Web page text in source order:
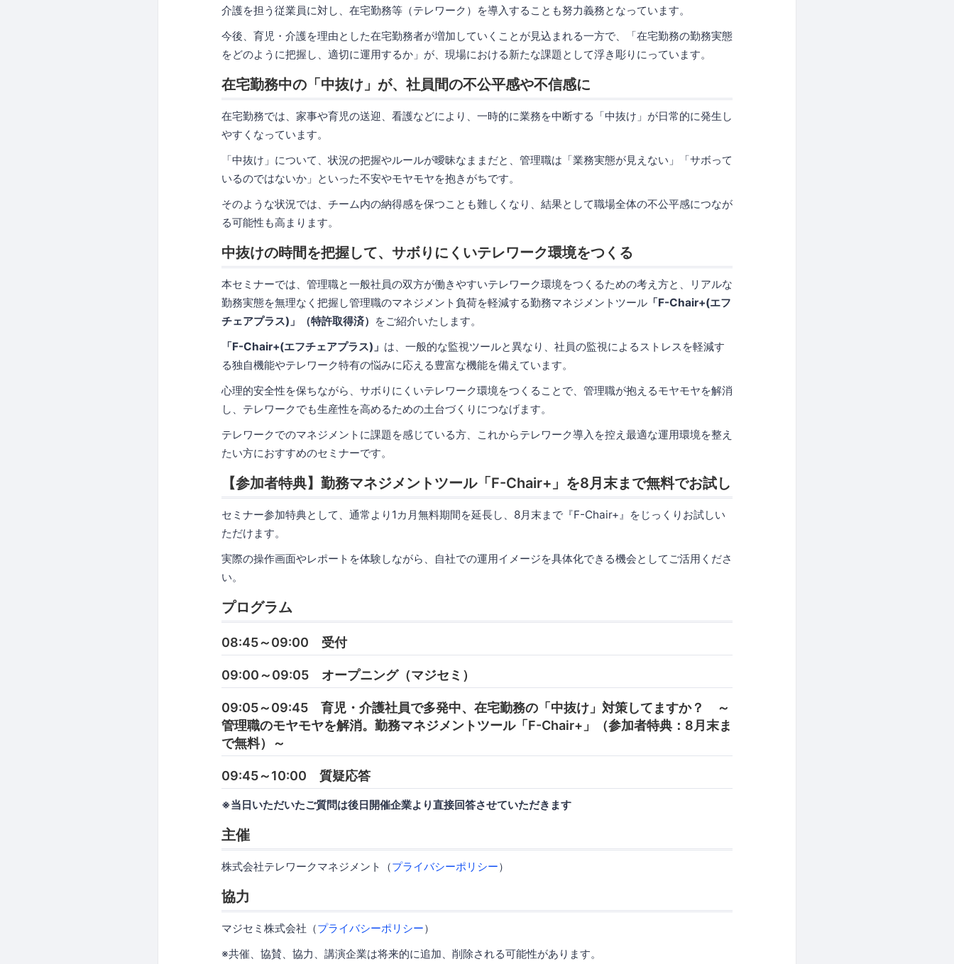
介護を担う従業員に対し、在宅勤務等（テレワーク）を導入することも努力義務となっています。
今後、育児・介護を理由とした在宅勤務者が増加していくことが見込まれる一方で、「在宅勤務の勤務実態
をどのように把握し、適切に運用するか」が、現場における新たな課題として浮き彫りにっています。
在宅勤務中の「中抜け」が、社員間の不公平感や不信感に
在宅勤務では、家事や育児の送迎、看護などにより、一時的に業務を中断する「中抜け」が日常的に発生し
やすくなっています。
「中抜け」について、状況の把握やルールが曖昧なままだと、管理職は「業務実態が見えない」「サボって
いるのではないか」といった不安やモヤモヤを抱きがちです。
そのような状況では、チーム内の納得感を保つことも難しくなり、結果として職場全体の不公平感につなが
る可能性も高まります。
中抜けの時間を把握して、サボりにくいテレワーク環境をつくる
本セミナーでは、管理職と一般社員の双方が働きやすいテレワーク環境をつくるための考え方と、リアルな
勤務実態を無理なく把握し管理職のマネジメント負荷を軽減する勤務マネジメントツール 「F-Chair+(エフ
チェアプラス)」（特許取得済） をご紹介いたします。
「F-Chair+(エフチェアプラス)」 は、一般的な監視ツールと異なり、社員の監視によるストレスを軽減す
る独自機能やテレワーク特有の悩みに応える豊富な機能を備えています。
心理的安全性を保ちながら、サボりにくいテレワーク環境をつくることで、管理職が抱えるモヤモヤを解消
し、テレワークでも生産性を高めるための土台づくりにつなげます。
テレワークでのマネジメントに課題を感じている方、これからテレワーク導入を控え最適な運用環境を整え
たい方におすすめのセミナーです。
【参加者特典】勤務マネジメントツール「F-Chair+」を8月末まで無料でお試し
セミナー参加特典として、通常より1カ月無料期間を延長し、8月末まで『F-Chair+』をじっくりお試しい
ただけます。
実際の操作画面やレポートを体験しながら、自社での運用イメージを具体化できる機会としてご活用くださ
い。
プログラム
08:45～09:00 受付
09:00～09:05 オープニング（マジセミ）
09:05～09:45 育児・介護社員で多発中、在宅勤務の「中抜け」対策してますか？ ～
管理職のモヤモヤを解消。勤務マネジメントツール「F-Chair+」（参加者特典：8月末ま
で無料）～
09:45～10:00 質疑応答
※当日いただいたご質問は後日開催企業より直接回答させていただきます
主催
株式会社テレワークマネジメント（プライバシーポリシー）
協力
マジセミ株式会社（プライバシーポリシー）
※共催、協賛、協力、講演企業は将来的に追加、削除される可能性があります。